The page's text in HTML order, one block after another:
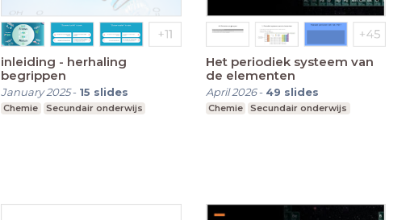
inleiding - herhaling
begrippen
January 2025- 15 slides
Chemie Secundair onderwijs
Het periodiek systeem van
de elementen
April 2026- 49 slides
Chemie Secundair onderwijs